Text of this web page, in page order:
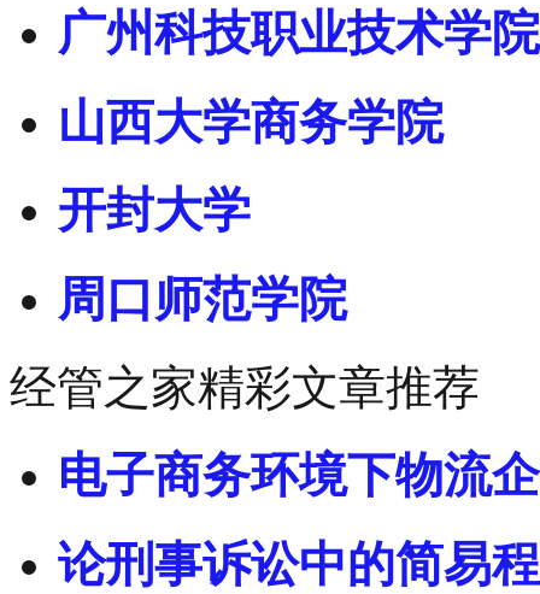
广州科技职业技术学院
山西大学商务学院
开封大学
周口师范学院
经管之家精彩文章推荐
电子商务环境下物流
论刑事诉讼中的简易